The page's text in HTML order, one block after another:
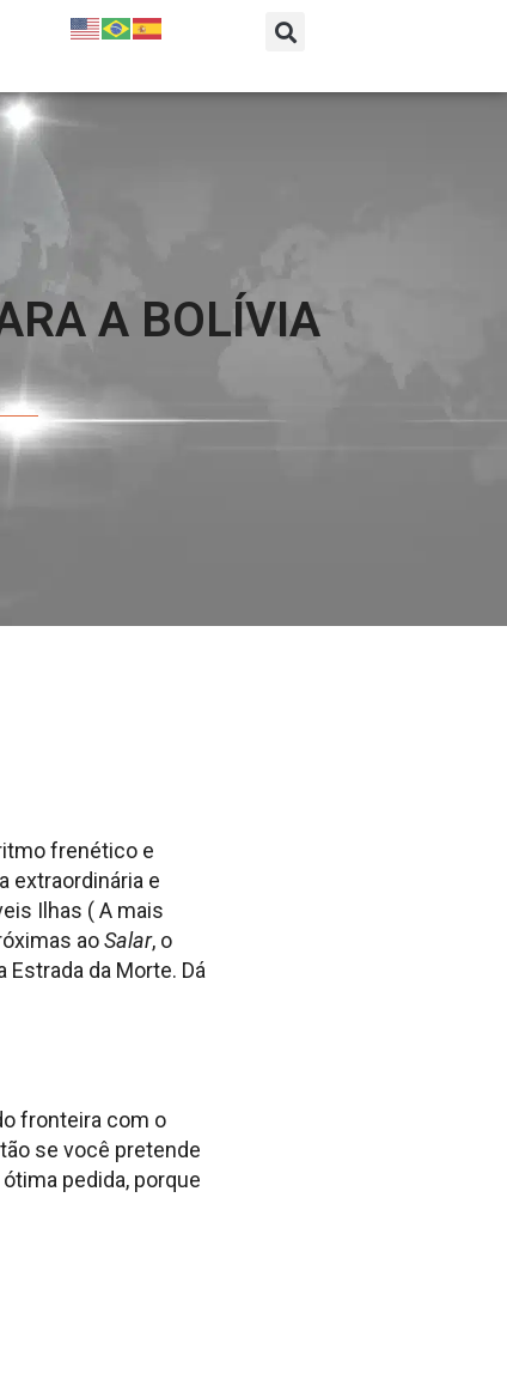
A BOLÍVIA
frenético e
extraordinária e
Ilhas ( A mais
aoSalar, o
Estrada da Morte. Dá
fronteira com o
se você pretende
pedida, porque